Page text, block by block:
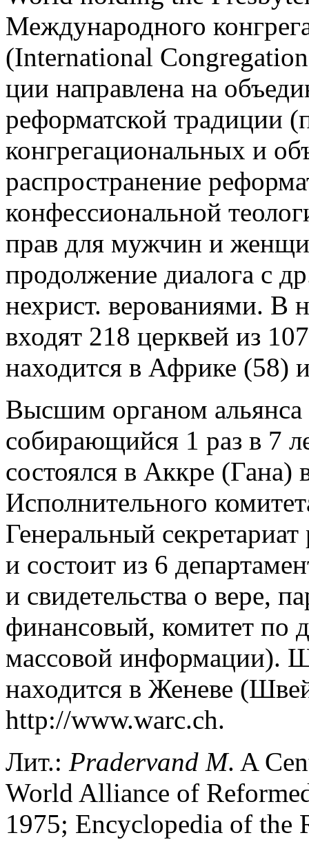
Международного
(International
ции направлена на
реформатской традиции
конгрегациональных и
распространение
конфессиональной
прав для мужчин и
продолжение диалога с
нехрист. верованиями. В
входят 218 церквей из
находится в Африке (58)
Высшим органом альянса
собирающийся 1 раз в 7
состоялся в Аккре (Гана)
Исполнительного
Генеральный
и состоит из 6
и свидетельства о вере,
финансовый, комитет по
массовой информации).
находится в Женеве
http://www.warc.ch.
Лит.: Pradervand M. A
World Alliance of
1975; Encyclopedia of